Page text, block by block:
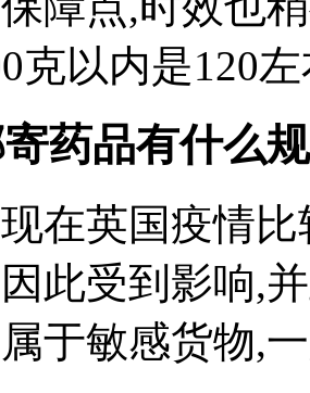
克以内是120
药品有什么
在英国疫情
此受到影响,
于敏感货物,